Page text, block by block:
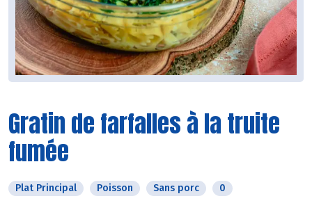
Gratin de farfalles à la truite
fumée
Plat Principal Poisson Sans porc 0